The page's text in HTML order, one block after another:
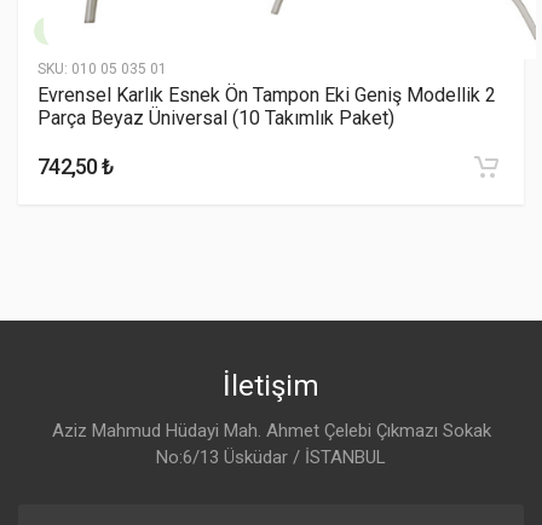
$569.00
SKU: 010 05 035 01
Evrensel Karlık Esnek Ön Tampon Eki Geniş Modellik 2
Parça Beyaz Üniversal (10 Takımlık Paket)
742,50 ₺
İletişim
Aziz Mahmud Hüdayi Mah. Ahmet Çelebi Çıkmazı Sokak
No:6/13 Üsküdar / İSTANBUL